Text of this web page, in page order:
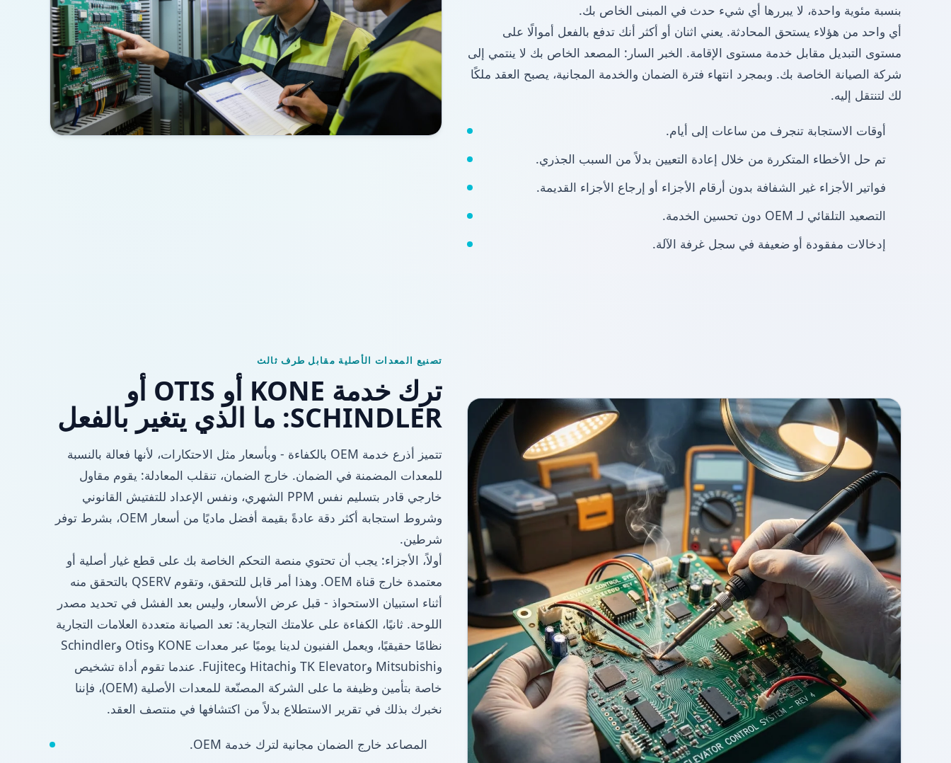
بنسبة مئوية واحدة، لا يبررها أي شيء حدث في المبنى الخاص بك.
أي واحد من هؤلاء يستحق المحادثة. يعني اثنان أو أكثر أنك تدفع بالفعل أموالًا على
مستوى التبديل مقابل خدمة مستوى الإقامة. الخبر السار: المصعد الخاص بك لا ينتمي إلى
شركة الصيانة الخاصة بك. وبمجرد انتهاء فترة الضمان والخدمة المجانية، يصبح العقد ملكًا
لك لتنتقل إليه.
أوقات الاستجابة تنجرف من ساعات إلى أيام.
تم حل الأخطاء المتكررة من خلال إعادة التعيين بدلاً من السبب الجذري.
فواتير الأجزاء غير الشفافة بدون أرقام الأجزاء أو إرجاع الأجزاء القديمة.
التصعيد التلقائي لـ OEM دون تحسين الخدمة.
إدخالات مفقودة أو ضعيفة في سجل غرفة الآلة.
تصنيع المعدات الأصلية مقابل طرف ثالث
ترك خدمة KONE أو OTIS أو
SCHINDLER: ما الذي يتغير بالفعل
تتميز أذرع خدمة OEM بالكفاءة - وبأسعار مثل الاحتكارات، لأنها فعالة بالنسبة
للمعدات المضمنة في الضمان. خارج الضمان، تنقلب المعادلة: يقوم مقاول
خارجي قادر بتسليم نفس PPM الشهري، ونفس الإعداد للتفتيش القانوني
وشروط استجابة أكثر دقة عادةً بقيمة أفضل ماديًا من أسعار OEM، بشرط توفر
شرطين.
أولاً، الأجزاء: يجب أن تحتوي منصة التحكم الخاصة بك على قطع غيار أصلية أو
معتمدة خارج قناة OEM. وهذا أمر قابل للتحقق، وتقوم QSERV بالتحقق منه
أثناء استبيان الاستحواذ - قبل عرض الأسعار، وليس بعد الفشل في تحديد مصدر
اللوحة. ثانيًا، الكفاءة على علامتك التجارية: تعد الصيانة متعددة العلامات التجارية
نظامًا حقيقيًا، ويعمل الفنيون لدينا يوميًا عبر معدات KONE وOtis وSchindler
وMitsubishi وTK Elevator وHitachi وFujitec. عندما تقوم أداة تشخيص
خاصة بتأمين وظيفة ما على الشركة المصنّعة للمعدات الأصلية (OEM)، فإننا
نخبرك بذلك في تقرير الاستطلاع بدلاً من اكتشافها في منتصف العقد.
المصاعد خارج الضمان مجانية لترك خدمة OEM.